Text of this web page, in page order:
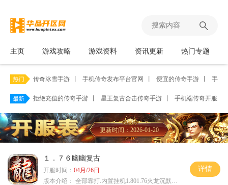
主页 游戏攻略 游戏资料 资讯更新 热门专题
传奇冰雪手游 手机传奇发布平台官网 便宜的传奇手游 手游
拒绝充值的传奇手游 星王复古合击传奇手游 手机端传奇开服网
更新时间：2026-01-20
１．７６幽幽复古
开服时间： 04月/26日
版本介绍： 全部靠打.内置挂机1.801.76火龙沉默微变
详情